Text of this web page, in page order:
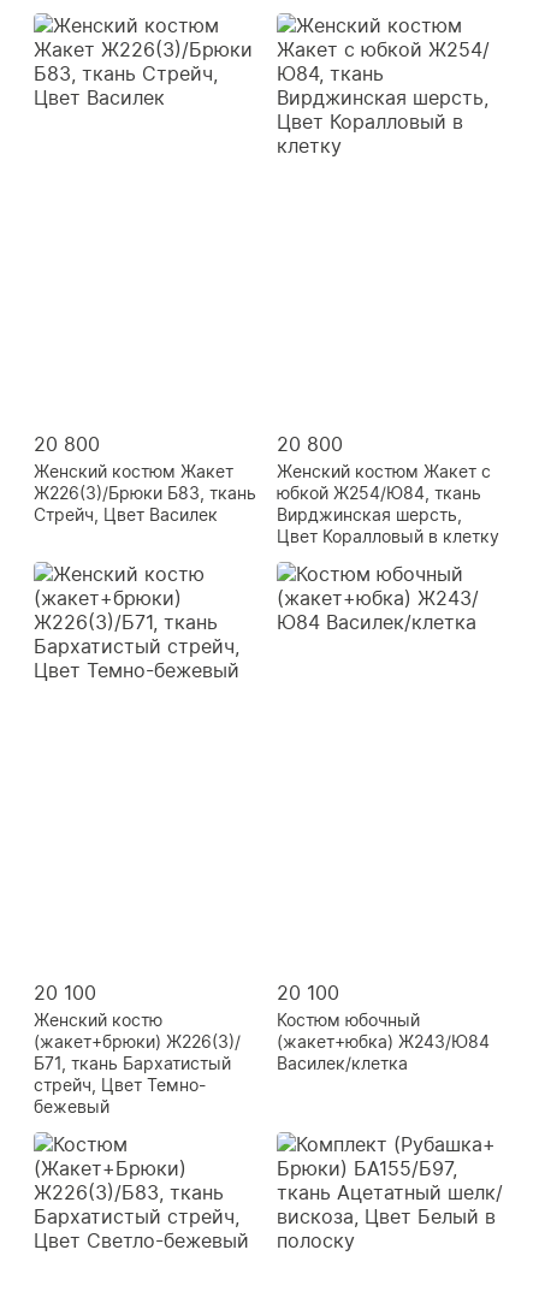
20 800
Женский костюм Жакет
Ж226(3)/Брюки Б83, ткань
Стрейч, Цвет Василек
20 800
Женский костюм Жакет с
юбкой Ж254/Ю84, ткань
Вирджинская шерсть,
Цвет Коралловый в клетку
20 100
Женский костю
(жакет+брюки) Ж226(3)/
Б71, ткань Бархатистый
стрейч, Цвет Темно-
бежевый
20 100
Костюм юбочный
(жакет+юбка) Ж243/Ю84
Василек/клетка